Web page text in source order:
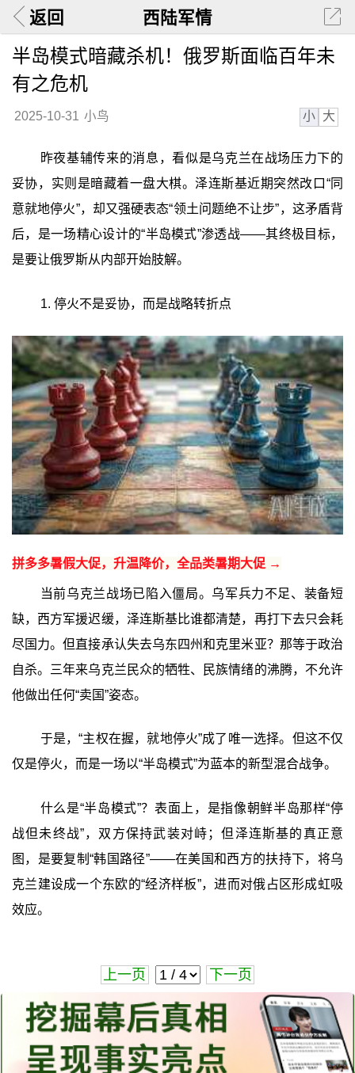
返回 西陆军情
半岛模式暗藏杀机！俄罗斯面临百年未
有之危机
2025-10-31 小鸟 小 大
昨夜基辅传来的消息，看似是乌克兰在战场压力下的
妥协，实则是暗藏着一盘大棋。泽连斯基近期突然改口“同
意就地停火”，却又强硬表态“领土问题绝不让步”，这矛盾背
后，是一场精心设计的“半岛模式”渗透战——其终极目标，
是要让俄罗斯从内部开始肢解。
1. 停火不是妥协，而是战略转折点
拼多多暑假大促，升温降价，全品类暑期大促 →
当前乌克兰战场已陷入僵局。乌军兵力不足、装备短
缺，西方军援迟缓，泽连斯基比谁都清楚，再打下去只会耗
尽国力。但直接承认失去乌东四州和克里米亚？那等于政治
自杀。三年来乌克兰民众的牺牲、民族情绪的沸腾，不允许
他做出任何“卖国”姿态。
于是，“主权在握，就地停火”成了唯一选择。但这不仅
仅是停火，而是一场以“半岛模式”为蓝本的新型混合战争。
什么是“半岛模式”？表面上，是指像朝鲜半岛那样“停
战但未终战”，双方保持武装对峙；但泽连斯基的真正意
图，是要复制“韩国路径”——在美国和西方的扶持下，将乌
克兰建设成一个东欧的“经济样板”，进而对俄占区形成虹吸
效应。
上一页 下一页